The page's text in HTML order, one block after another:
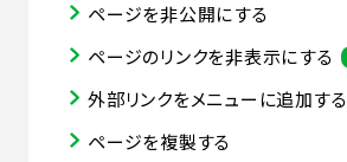
ページを非公開にする
ページのリンクを非表示にする
外部リンクをメニューに追加する
ページを複製する